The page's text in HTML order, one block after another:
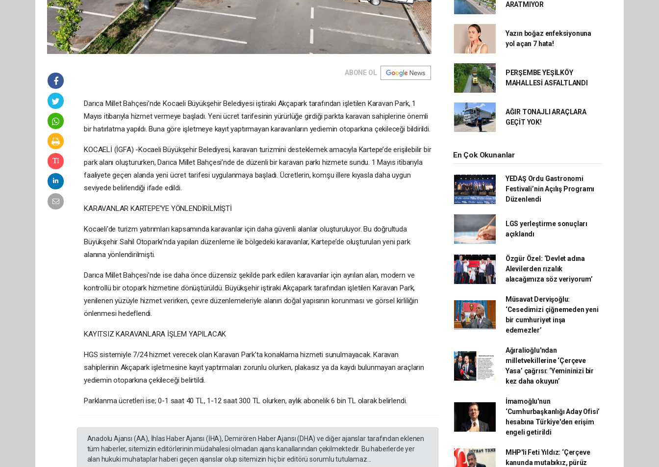
ABONE OL
Darıca Millet Bahçesi’nde Kocaeli Büyükşehir Belediyesi iştiraki Akçapark tarafından işletilen Karavan Park, 1
Mayıs itibarıyla hizmet vermeye başladı. Yeni ücret tarifesinin yürürlüğe girdiği parkta karavan sahiplerine önemli
bir hatırlatma yapıldı. Buna göre işletmeye kayıt yaptırmayan karavanların yediemin otoparkına çekileceği bildirildi.
KOCAELİ (İGFA) -Kocaeli Büyükşehir Belediyesi, karavan turizmini desteklemek amacıyla Kartepe’de erişilebilir bir
park alanı oluştururken, Darıca Millet Bahçesi’nde de düzenli bir karavan parkı hizmete sundu. 1 Mayıs itibarıyla
faaliyete geçen alanda yeni ücret tarifesi uygulanmaya başladı. Ücretlerin, komşu illere kıyasla daha uygun
seviyede belirlendiği ifade edildi.
KARAVANLAR KARTEPE’YE YÖNLENDİRİLMİŞTİ
Kocaeli’de turizm yatırımları kapsamında karavanlar için daha güvenli alanlar oluşturuluyor. Bu doğrultuda
Büyükşehir Sahil Otoparkı’nda yapılan düzenleme ile bölgedeki karavanlar, Kartepe’de oluşturulan yeni park
alanına yönlendirilmişti.
Darıca Millet Bahçesi’nde ise daha önce düzensiz şekilde park edilen karavanlar için ayrılan alan, modern ve
kontrollü bir otopark hizmetine dönüştürüldü. Büyükşehir iştiraki Akçapark tarafından işletilen Karavan Park,
yenilenen yüzüyle hizmet verirken, çevre düzenlemeleriyle alanın doğal yapısının korunması ve görsel kirliliğin
önlenmesi hedeflendi.
KAYITSIZ KARAVANLARA İŞLEM YAPILACAK
HGS sistemiyle 7/24 hizmet verecek olan Karavan Park’ta konaklama hizmeti sunulmayacak. Karavan
sahiplerinin Akçapark işletmesine kayıt yaptırmaları zorunlu olurken, plakasız ya da kaydı bulunmayan araçların
yediemin otoparkına çekileceği belirtildi.
Parklanma ücretleri ise; 0-1 saat 40 TL, 1-12 saat 300 TL olurken, aylık abonelik 6 bin TL olarak belirlendi.
Anadolu Ajansı (AA), İhlas Haber Ajansı (İHA), Demirören Haber Ajansı (DHA) ve diğer ajanslar tarafından eklenen
tüm haberler, sitemizin editörlerinin müdahalesi olmadan ajans kanallarından çekilmektedir. Bu haberlerde yer
alan hukuki muhataplar haberi geçen ajanslar olup sitemizin hiç bir editörü sorumlu tutulamaz...
ARATMIYOR
Yazın boğaz enfeksiyonuna
yol açan 7 hata!
PERŞEMBE YEŞİLKÖY
MAHALLESİ ASFALTLANDI
AĞIR TONAJLI ARAÇLARA
GEÇİT YOK!
En Çok Okunanlar
YEDAŞ Ordu Gastronomi
Festivali’nin Açılış Programı
Düzenlendi
LGS yerleştirme sonuçları
açıklandı
Özgür Özel: ‘Devlet adına
Alevilerden rızalık
alacağımıza söz veriyorum’
Müsavat Dervişoğlu:
‘Cesedimizi çiğnemeden yeni
bir cumhuriyet inşa
edemezler’
Ağıralioğlu'ndan
milletvekillerine ‘Çerçeve
Yasa’ çağrısı: ‘Yemininizi bir
kez daha okuyun’
İmamoğlu'nun
‘Cumhurbaşkanlığı Aday Ofisi’
hesabına Türkiye'den erişim
engeli getirildi
MHP'li Feti Yıldız: ‘Çerçeve
kanunda mutabıkız, pürüz